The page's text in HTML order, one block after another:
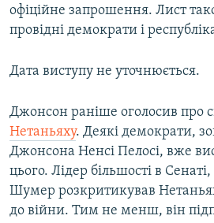
офіційне запрошення. Лист
провідні демократи і
Дата виступу не уточнюється.
Джонсон раніше оголосив про
Нетаньяху. Деякі демократи,
Джонсона Ненсі Пелосі, вже
цього. Лідер більшості в
Шумер розкритикував
до війни. Тим не менш, він